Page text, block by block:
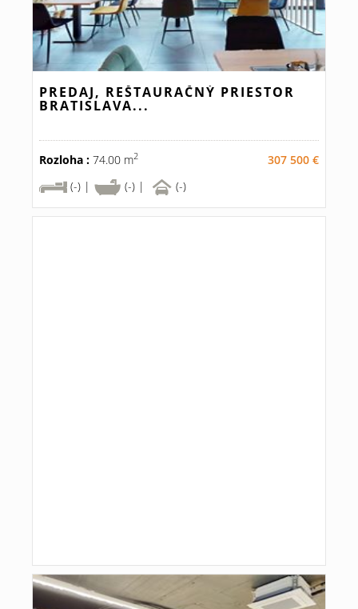
PREDAJ, REŠTAURAČNÝ PRIESTOR
BRATISLAVA...
Rozloha : 74.00 m2
307 500 €
(-) |
(-) | (-)